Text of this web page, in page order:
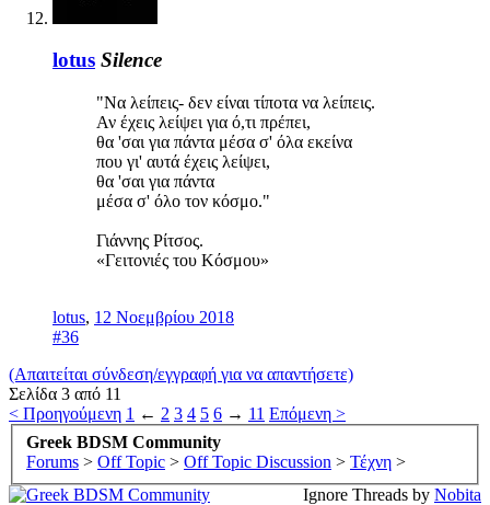
lotus Silence
"Να λείπεις- δεν είναι τίποτα να λείπεις.
Αν έχεις λείψει για ό,τι πρέπει,
θα 'σαι για πάντα μέσα σ' όλα εκείνα
που γι' αυτά έχεις λείψει,
θα 'σαι για πάντα
μέσα σ' όλο τον κόσμο."
Γιάννης Ρίτσος.
«Γειτονιές του Κόσμου»
lotus, 12 Νοεμβρίου 2018
#36
(Απαιτείται σύνδεση/εγγραφή για να απαντήσετε)
Σελίδα 3 από 11
< Προηγούμενη 1 ← 2 3 4 5 6 → 11 Επόμενη >
Greek BDSM Community
Forums > Off Topic > Off Topic Discussion > Τέχνη >
Ignore Threads by Nobita